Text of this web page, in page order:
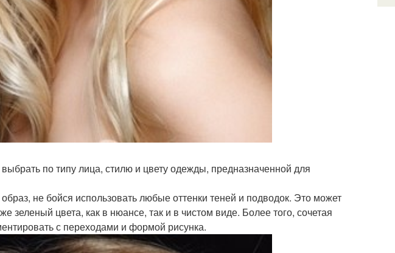
по типу лица, стилю и цвету одежды, предназначенной для
не бойся использовать любые оттенки теней и подводок. Это может
зеленый цвета, как в нюансе, так и в чистом виде. Более того, сочетая
с переходами и формой рисунка.